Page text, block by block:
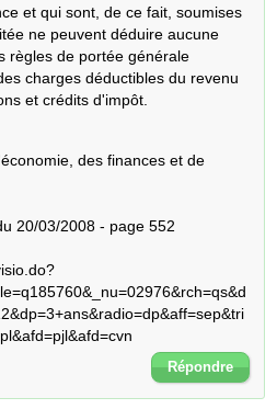
et qui sont, de ce fait, soumises
ne peuvent déduire aucune
règles de portée générale
charges déductibles du revenu
et crédits d'impôt.
des finances et de
20/03/2008 - page 552
Répondre